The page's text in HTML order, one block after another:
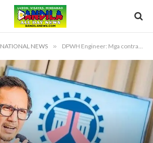
NATIONAL NEWS » DPWH Engineer: Mga contractor nagbayad ng P10M kickback